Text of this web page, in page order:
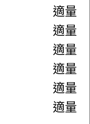
適量
適量
適量
適量
適量
適量